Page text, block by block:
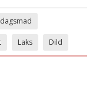
Laks Dild